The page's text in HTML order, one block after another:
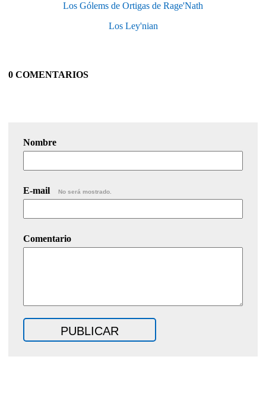
Los Gólems de Ortigas de Rage'Nath
Los Ley'nian
0 COMENTARIOS
Nombre
E-mail No será mostrado.
Comentario